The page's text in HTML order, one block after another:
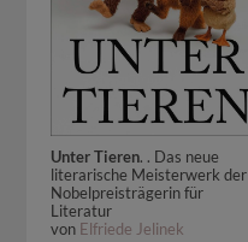
Unter Tieren. . Das neue
literarische Meisterwerk der
Nobelpreisträgerin für
Literatur
von Elfriede Jelinek